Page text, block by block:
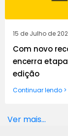
15 de Julho de
Com novo
encerra
edição
Continuar lendo >
Ver mais...